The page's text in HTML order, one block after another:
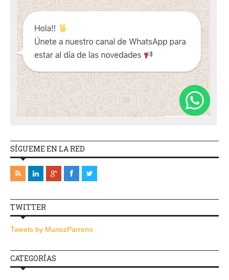
SÍGUEME EN LA RED
TWITTER
Tweets by MunozParreno
CATEGORÍAS